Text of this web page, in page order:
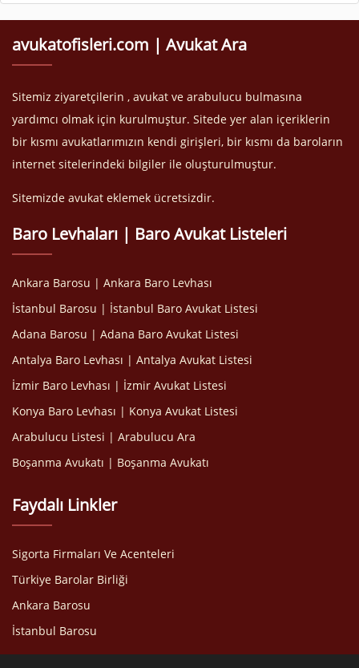
avukatofisleri.com | Avukat Ara
Sitemiz ziyaretçilerin , avukat ve arabulucu bulmasına
yardımcı olmak için kurulmuştur. Sitede yer alan içeriklerin
bir kısmı avukatlarımızın kendi girişleri, bir kısmı da baroların
internet sitelerindeki bilgiler ile oluşturulmuştur.
Sitemizde avukat eklemek ücretsizdir.
Baro Levhaları | Baro Avukat Listeleri
Ankara Barosu | Ankara Baro Levhası
İstanbul Barosu | İstanbul Baro Avukat Listesi
Adana Barosu | Adana Baro Avukat Listesi
Antalya Baro Levhası | Antalya Avukat Listesi
İzmir Baro Levhası | İzmir Avukat Listesi
Konya Baro Levhası | Konya Avukat Listesi
Arabulucu Listesi | Arabulucu Ara
Boşanma Avukatı | Boşanma Avukatı
Faydalı Linkler
Sigorta Firmaları Ve Acenteleri
Türkiye Barolar Birliği
Ankara Barosu
İstanbul Barosu